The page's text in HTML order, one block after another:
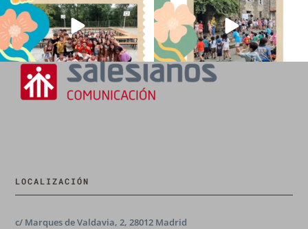
LOCALIZACIÓN
c/ Marques de Valdavia, 2, 28012 Madrid